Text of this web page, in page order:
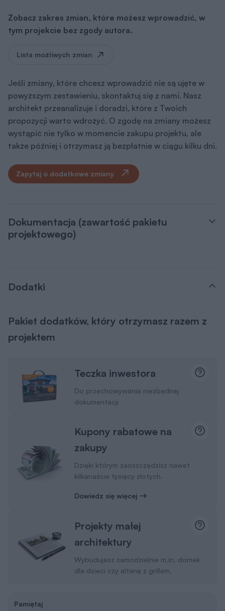
Zobacz zakres zmian, które możesz wprowadzić, w
tym projekcie bez zgody autora.
Lista możliwych zmian
Jeśli zmiany, które chcesz wprowadzić nie są ujęte w
powyższym zestawieniu, skontaktuj się z nami. Nasz
architekt przeanalizuje i doradzi, które z Twoich
propozycji warto wdrożyć. O zgodę na zmiany możesz
wystąpić nie tylko w momencie zakupu projektu, ale
także później i otrzymasz ją bezpłatnie w ciągu kilku dni.
Zapytaj o dodatkowe zmiany
Dokumentacja (zawartość pakietu
projektowego)
Dodatki
Pakiet dodatków, który otrzymasz razem z
projektem
Teczka inwestora
Do przechowywania niezbędnej
dokumentacji
Kupony rabatowe na
zakupy
Dzięki którym zaoszczędzisz nawet
kilkanaście tysięcy złotych.
Dowiedz się więcej
Projekty małej
architektury
Wybudujesz samodzielnie m.in. domek
dla dzieci czy altanę z grillem.
Pamiętaj